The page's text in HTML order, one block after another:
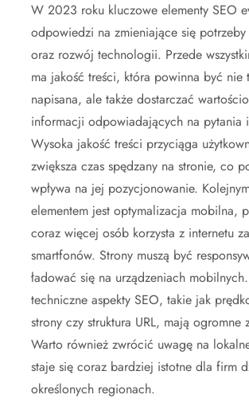
W 2023 roku kluczowe elementy SEO
odpowiedzi na zmieniające się
oraz rozwój technologii. Przede
ma jakość treści, która powinna być nie
napisana, ale także dostarczać
informacji odpowiadających na pytania
Wysoka jakość treści przyciąga
zwiększa czas spędzany na stronie, co
wpływa na jej pozycjonowanie.
elementem jest optymalizacja mobilna,
coraz więcej osób korzysta z internetu
smartfonów. Strony muszą być
ładować się na urządzeniach
techniczne aspekty SEO, takie jak
strony czy struktura URL, mają ogromne
Warto również zwrócić uwagę na
staje się coraz bardziej istotne dla firm
określonych regionach.